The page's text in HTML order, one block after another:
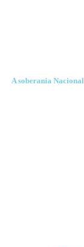
A soberania